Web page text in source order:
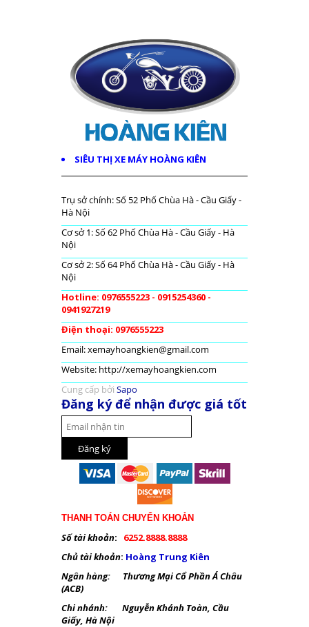
SIÊU THỊ XE MÁY HOÀNG KIÊN
Trụ sở chính: Số 52 Phố Chùa Hà - Cầu Giấy -
Hà Nội
Cơ sở 1: Số 62 Phố Chùa Hà - Cầu Giấy - Hà
Nội
Cơ sở 2: Số 64 Phố Chùa Hà - Cầu Giấy - Hà
Nội
Hotline: 0976555223 - 0915254360 -
0941927219
Điện thoại: 0976555223
Email: xemayhoangkien@gmail.com
Website: http://xemayhoangkien.com
Cung cấp bởi Sapo
Đăng ký để nhận được giá tốt
THANH TOÁN CHUYỂN KHOẢN
Số tài khoản:
6252.8888.8888
Chủ tài khoản: Hoàng Trung Kiên
Ngân hàng: Thương Mại Cổ Phần Á Châu
(ACB)
Chi nhánh: Nguyễn Khánh Toàn, Cầu
Giấy, Hà Nội